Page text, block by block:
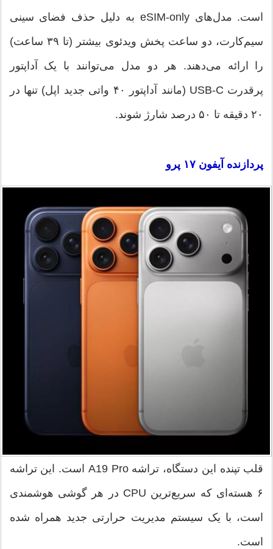
است. مدل‌های eSIM-only به دلیل حذف فضای سینی
سیم‌کارت، دو ساعت پخش ویدئوی بیشتر (تا ۳۹ ساعت)
را ارائه می‌دهند. هر دو مدل می‌توانند با یک آداپتور
پرقدرت USB-C (مانند آداپتور ۴۰ واتی جدید اپل) تنها در
۲۰ دقیقه تا ۵۰ درصد شارژ شوند.
پردازنده آیفون ۱۷ پرو
قلب تپنده این دستگاه، تراشه A19 Pro است. این تراشه
۶ هسته‌ای که سریع‌ترین CPU در هر گوشی هوشمندی
است، با یک سیستم مدیریت حرارتی جدید همراه شده
است.